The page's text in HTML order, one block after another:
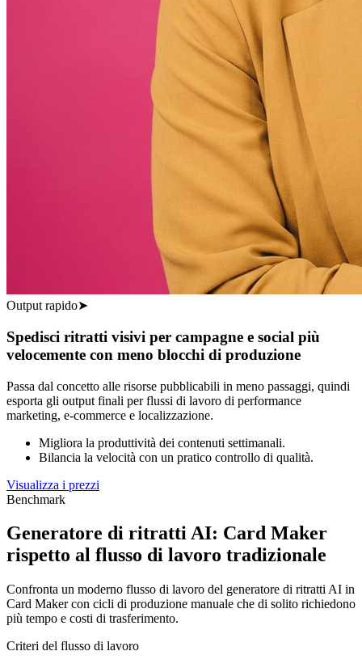
Output rapido➤
Spedisci ritratti visivi per campagne e social più
velocemente con meno blocchi di produzione
Passa dal concetto alle risorse pubblicabili in meno passaggi, quindi
esporta gli output finali per flussi di lavoro di performance
marketing, e-commerce e localizzazione.
Migliora la produttività dei contenuti settimanali.
Bilancia la velocità con un pratico controllo di qualità.
Visualizza i prezzi
Benchmark
Generatore di ritratti AI: Card Maker
rispetto al flusso di lavoro tradizionale
Confronta un moderno flusso di lavoro del generatore di ritratti AI in
Card Maker con cicli di produzione manuale che di solito richiedono
più tempo e costi di trasferimento.
Criteri del flusso di lavoro